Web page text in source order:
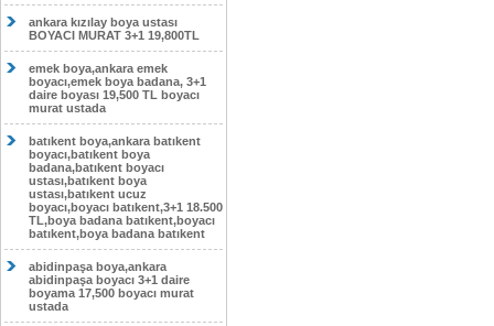
ankara kızılay boya ustası
BOYACI MURAT 3+1 19,800TL
emek boya,ankara emek
boyacı,emek boya badana, 3+1
daire boyası 19,500 TL boyacı
murat ustada
batıkent boya,ankara batıkent
boyacı,batıkent boya
badana,batıkent boyacı
ustası,batıkent boya
ustası,batıkent ucuz
boyacı,boyacı batıkent,3+1 18.500
TL,boya badana batıkent,boyacı
batıkent,boya badana batıkent
abidinpaşa boya,ankara
abidinpaşa boyacı 3+1 daire
boyama 17,500 boyacı murat
ustada